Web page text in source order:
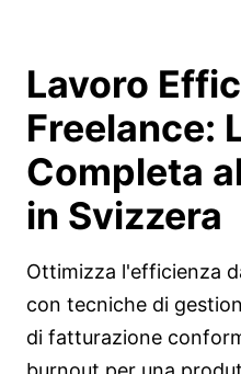
Lavoro
Freelance:
Completa
in Svizzera
Ottimizza l'efficienza
con tecniche di
di fatturazione